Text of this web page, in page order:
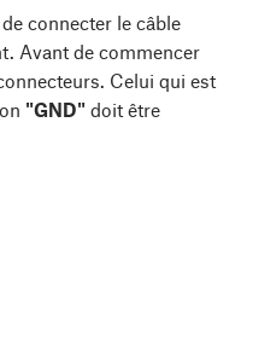
de connecter le câble
Avant de commencer
Celui qui est
"GND" doit être